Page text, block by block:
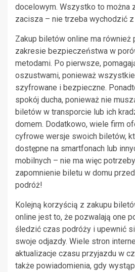
docelowym. Wszystko to można
zacisza – nie trzeba wychodzić
Zakup biletów online ma również
zakresie bezpieczeństwa w
metodami. Po pierwsze,
oszustwami, ponieważ
szyfrowane i bezpieczne.
spokój ducha, ponieważ nie
biletów w transporcie lub ich
domem. Dodatkowo, wiele firm
cyfrowe wersje swoich biletów,
dostępne na smartfonach lub
mobilnych – nie ma więc
zapomnienie biletu w domu
podróż!
Kolejną korzyścią z zakupu
online jest to, że pozwalają one
śledzić czas podróży i upewnić
swoje odjazdy. Wiele stron
aktualizacje czasu przyjazdu w
także powiadomienia, gdy